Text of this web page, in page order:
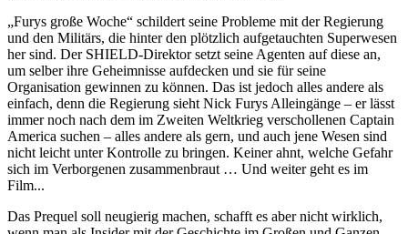
„Furys große Woche“ schildert seine Probleme mit der Regierung
und den Militärs, die hinter den plötzlich aufgetauchten Superwesen
her sind. Der SHIELD-Direktor setzt seine Agenten auf diese an,
um selber ihre Geheimnisse aufdecken und sie für seine
Organisation gewinnen zu können. Das ist jedoch alles andere als
einfach, denn die Regierung sieht Nick Furys Alleingänge – er lässt
immer noch nach dem im Zweiten Weltkrieg verschollenen Captain
America suchen – alles andere als gern, und auch jene Wesen sind
nicht leicht unter Kontrolle zu bringen. Keiner ahnt, welche Gefahr
sich im Verborgenen zusammenbraut … Und weiter geht es im
Film...
Das Prequel soll neugierig machen, schafft es aber nicht wirklich,